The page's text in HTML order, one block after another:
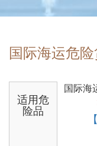
国际海运危
适用危
险品
国际海